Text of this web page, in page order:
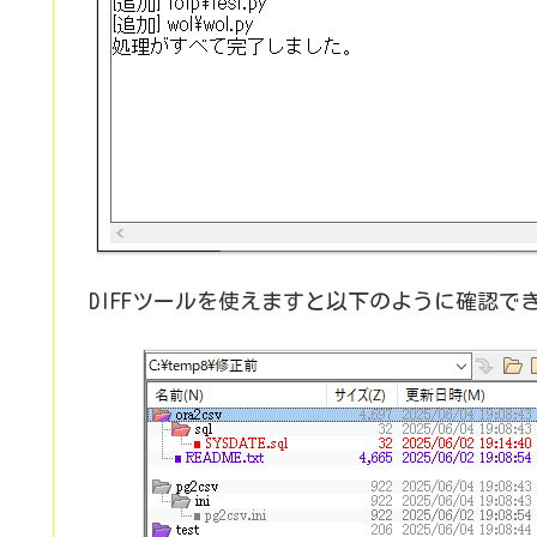
DIFFツールを使えますと以下のように確認で